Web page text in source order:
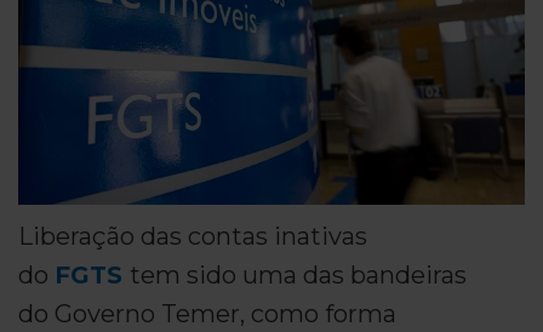
Liberação das contas inativas
do FGTS tem sido uma das bandeiras
do Governo Temer, como forma